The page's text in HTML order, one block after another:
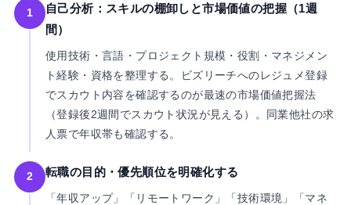
1
自己分析：スキルの棚卸しと市場価値の把握（1週
間）
使用技術・言語・プロジェクト規模・役割・マネジメン
ト経験・資格を整理する。ビズリーチへのレジュメ登録
でスカウト内容を確認するのが最速の市場価値把握法
（登録後2週間でスカウト状況が見える）。同業他社の求
人票で年収帯も確認する。
2 転職の目的・優先順位を明確化する
「年収アップ」「リモートワーク」「技術環境」「マネ